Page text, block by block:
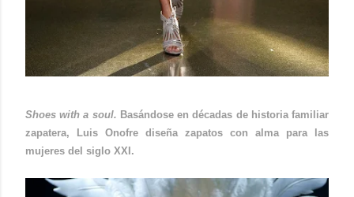
Shoes with a soul. Basándose en décadas de historia familiar
zapatera, Luis Onofre diseña zapatos con alma para las
mujeres del siglo XXI.